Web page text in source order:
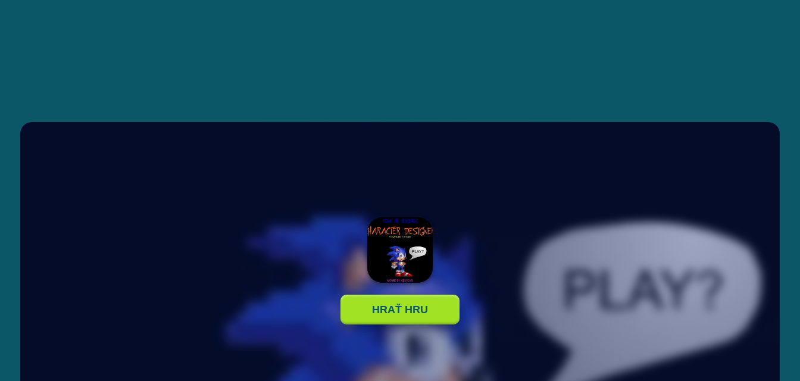
HRAŤ HRU